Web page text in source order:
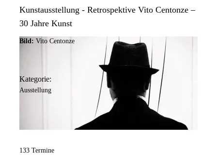
Kunstausstellung - Retrospektive Vito Centonze –
30 Jahre Kunst
Bild: Vito Centonze
Kategorie:
Ausstellung
133 Termine